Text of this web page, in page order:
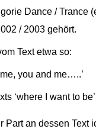
Dance / Trance
/ 2003 gehört.
Text etwa so:
me, you and me…..’
‘where I want to
Part an dessen Text